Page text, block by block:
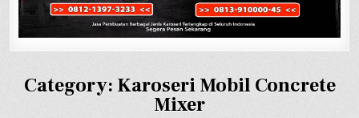
Category: Karoseri Mobil Concrete
Mixer